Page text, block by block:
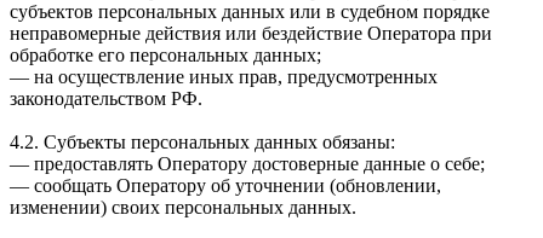
субъектов персональных данных или в судебном порядке
неправомерные действия или бездействие Оператора при
обработке его персональных данных;
— на осуществление иных прав, предусмотренных
законодательством РФ.
4.2. Субъекты персональных данных обязаны:
— предоставлять Оператору достоверные данные о себе;
— сообщать Оператору об уточнении (обновлении,
изменении) своих персональных данных.